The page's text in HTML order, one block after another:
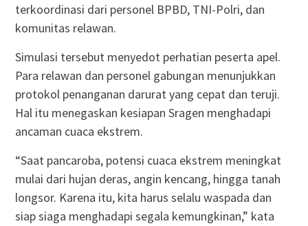
terkoordinasi dari personel BPBD, TNI-Polri, dan
komunitas relawan.
Simulasi tersebut menyedot perhatian peserta apel.
Para relawan dan personel gabungan menunjukkan
protokol penanganan darurat yang cepat dan teruji.
Hal itu menegaskan kesiapan Sragen menghadapi
ancaman cuaca ekstrem.
“Saat pancaroba, potensi cuaca ekstrem meningkat
mulai dari hujan deras, angin kencang, hingga tanah
longsor. Karena itu, kita harus selalu waspada dan
siap siaga menghadapi segala kemungkinan,” kata